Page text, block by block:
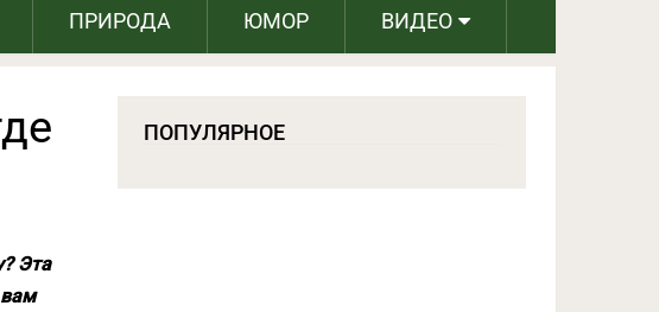
ПРИРОДА ЮМОР ВИДЕО
Эта
ПОПУЛЯРНОЕ